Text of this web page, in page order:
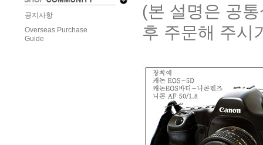
공지사항
Overseas Purchase
Guide
(본 설명은 공
후 주문해 주시